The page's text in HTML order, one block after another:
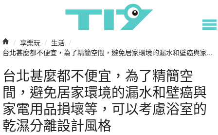
/ 享樂玩 / 生活 /
台北甚麼都不便宜，為了精簡空間，避免居家環境的漏水和壁癌與家...
台北甚麼都不便宜，為了精簡空
間，避免居家環境的漏水和壁癌與
家電用品損壞等，可以考慮浴室的
乾濕分離設計風格